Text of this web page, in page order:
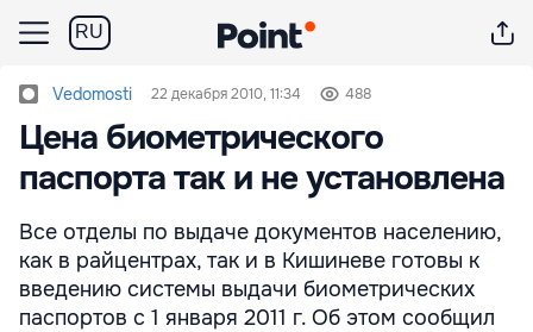
RU
Vedomosti 22 декабря 2010, 11:34 488
Цена биометрического
паспорта так и не установлена
Все отделы по выдаче документов населению,
как в райцентрах, так и в Кишиневе готовы к
введению системы выдачи биометрических
паспортов с 1 января 2011 г. Об этом сообщил